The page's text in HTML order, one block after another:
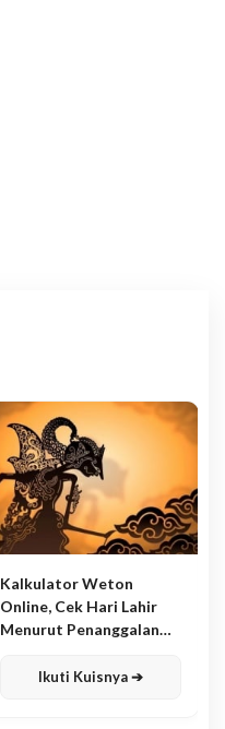
Kalkulator Weton
Online, Cek Hari Lahir
Menurut Penanggalan
Ikuti Kuisnya ➔